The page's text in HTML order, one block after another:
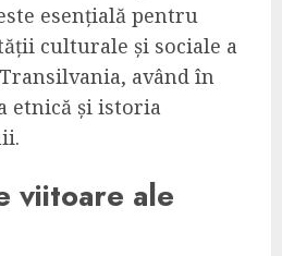
esențială pentru
culturale și sociale a
având în
etnică și istoria
viitoare ale